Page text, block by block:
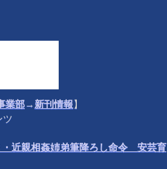
業部→ 新刊情報】
ツ
・近親相姦姉弟筆降ろし命令 安芸育